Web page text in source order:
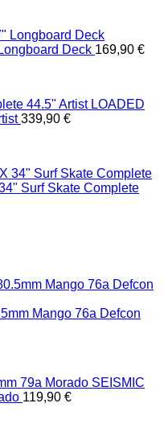
Deck 169,90 €
LOADED
339,90 €
Surf Skate Complete
Mango 76a Defcon
SEISMIC
119,90 €